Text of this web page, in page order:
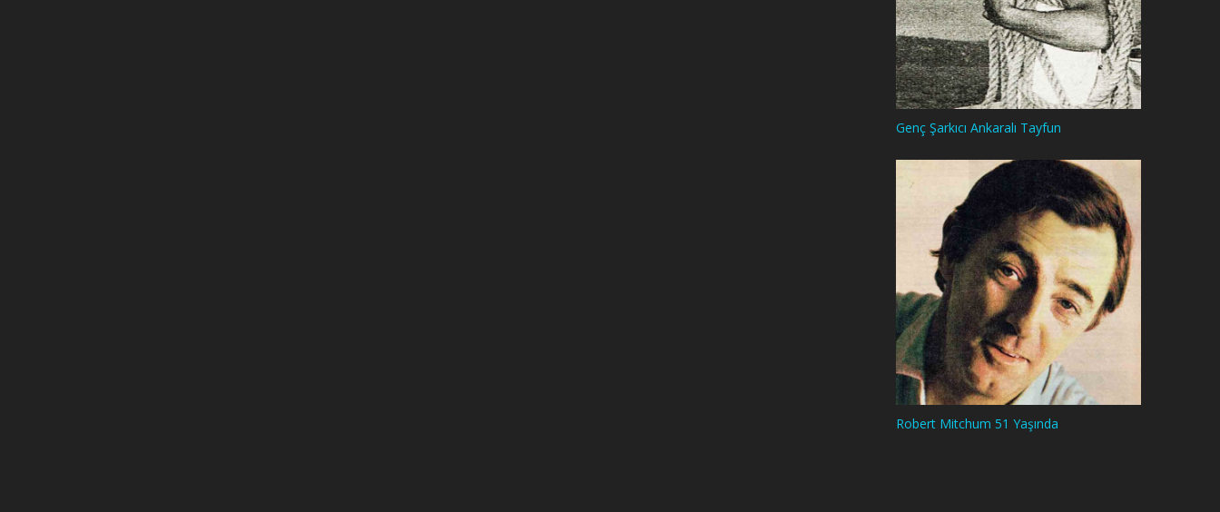
Genç Şarkıcı Ankaralı Tayfun
Robert Mitchum 51 Yaşında